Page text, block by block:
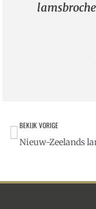
BEKIJK VORIGE
Nieuw-Zeelands